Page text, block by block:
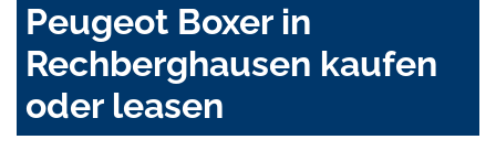
Peugeot Boxer in
Rechberghausen kaufen
oder leasen